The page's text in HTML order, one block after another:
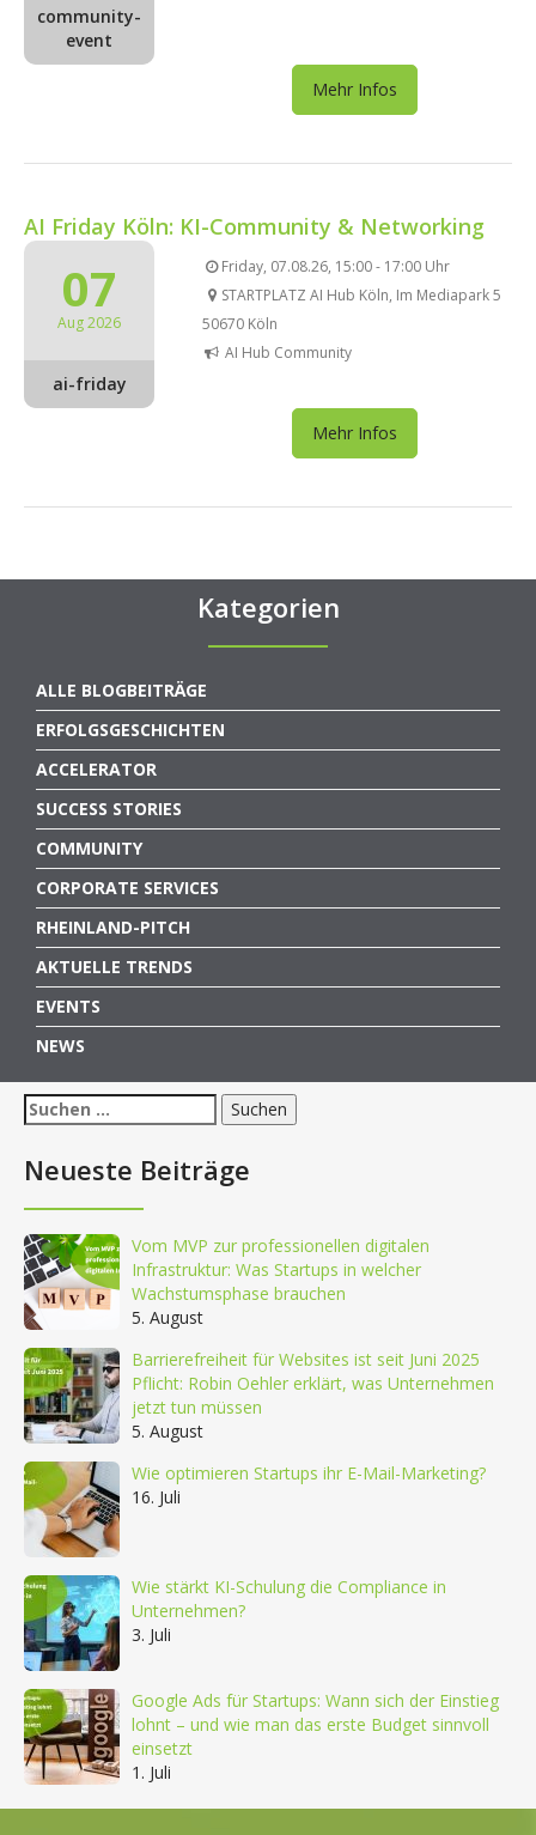
community-
event
Mehr Infos
AI Friday Köln: KI-Community & Networking
07
Aug 2026
ai-friday
Friday, 07.08.26, 15:00 - 17:00 Uhr
STARTPLATZ AI Hub Köln, Im Mediapark 5
50670 Köln
AI Hub Community
Mehr Infos
Kategorien
ALLE BLOGBEITRÄGE
ERFOLGSGESCHICHTEN
ACCELERATOR
SUCCESS STORIES
COMMUNITY
CORPORATE SERVICES
RHEINLAND-PITCH
AKTUELLE TRENDS
EVENTS
NEWS
Suchen
nach:
Neueste Beiträge
Vom MVP zur professionellen digitalen
Infrastruktur: Was Startups in welcher
Wachstumsphase brauchen
5. August
Barrierefreiheit für Websites ist seit Juni 2025
Pflicht: Robin Oehler erklärt, was Unternehmen
jetzt tun müssen
5. August
Wie optimieren Startups ihr E-Mail-Marketing?
16. Juli
Wie stärkt KI-Schulung die Compliance in
Unternehmen?
3. Juli
Google Ads für Startups: Wann sich der Einstieg
lohnt – und wie man das erste Budget sinnvoll
einsetzt
1. Juli